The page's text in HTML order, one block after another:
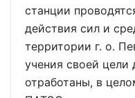
станции
действия сил и
территории г. о.
учения своей цели
отработаны, в